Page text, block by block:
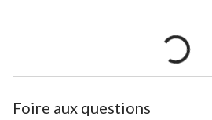
Foire aux questions